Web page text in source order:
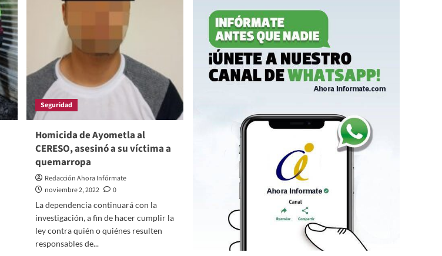
Seguridad
Homicida de Ayometla al
CERESO, asesinó a su víctima a
quemarropa
Redacción Ahora Infórmate
noviembre 2, 2022
0
La dependencia continuará con la
investigación, a fin de hacer cumplir la
ley contra quién o quiénes resulten
responsables de...